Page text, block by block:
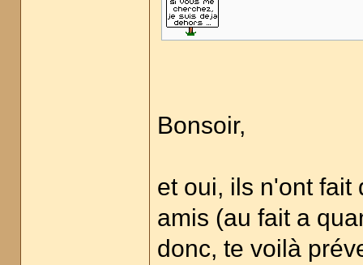
Bonsoir,
et oui, ils n'ont fait
amis (au fait a
donc, te voilà